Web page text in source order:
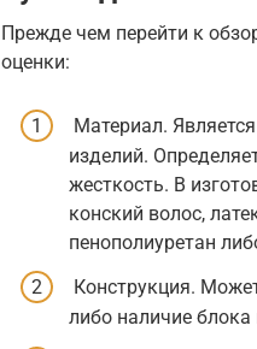
Прежде чем перейти к
оценки:
Материал.
изделий.
жесткость. В
конский волос,
пенополиуретан
Конструкция.
либо наличие